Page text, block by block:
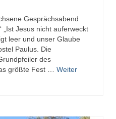
Gesprächsabend
„Ist Jesus nicht auferweckt
leer und unser Glaube
Paulus. Die
des
größte Fest … Weiter